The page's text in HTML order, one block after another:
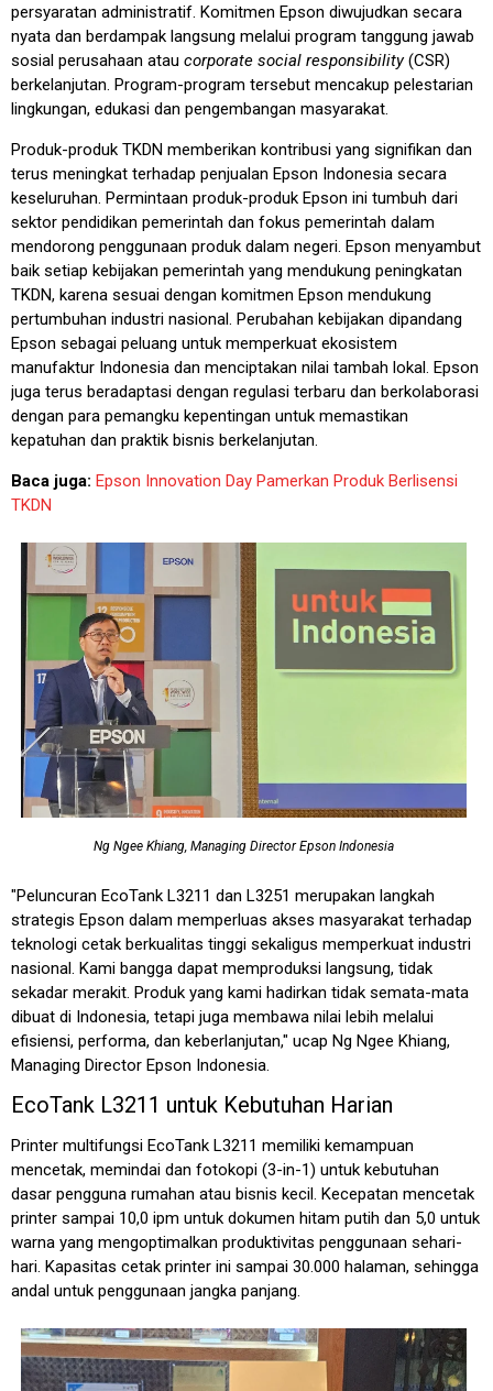
persyaratan administratif. Komitmen Epson diwujudkan secara
nyata dan berdampak langsung melalui program tanggung jawab
sosial perusahaan atau corporate social responsibility(CSR)
berkelanjutan. Program-program tersebut mencakup pelestarian
lingkungan, edukasi dan pengembangan masyarakat.
Produk-produk TKDN memberikan kontribusi yang signifikan dan
terus meningkat terhadap penjualan Epson Indonesia secara
keseluruhan. Permintaan produk-produk Epson ini tumbuh dari
sektor pendidikan pemerintah dan fokus pemerintah dalam
mendorong penggunaan produk dalam negeri. Epson menyambut
baik setiap kebijakan pemerintah yang mendukung peningkatan
TKDN, karena sesuai dengan komitmen Epson mendukung
pertumbuhan industri nasional. Perubahan kebijakan dipandang
Epson sebagai peluang untuk memperkuat ekosistem
manufaktur Indonesia dan menciptakan nilai tambah lokal. Epson
juga terus beradaptasi dengan regulasi terbaru dan berkolaborasi
dengan para pemangku kepentingan untuk memastikan
kepatuhan dan praktik bisnis berkelanjutan.
Baca juga: Epson Innovation Day Pamerkan Produk Berlisensi
TKDN
Ng Ngee Khiang, Managing Director Epson Indonesia
"Peluncuran EcoTank L3211 dan L3251 merupakan langkah
strategis Epson dalam memperluas akses masyarakat terhadap
teknologi cetak berkualitas tinggi sekaligus memperkuat industri
nasional. Kami bangga dapat memproduksi langsung, tidak
sekadar merakit. Produk yang kami hadirkan tidak semata-mata
dibuat di Indonesia, tetapi juga membawa nilai lebih melalui
efisiensi, performa, dan keberlanjutan," ucap Ng Ngee Khiang,
Managing Director Epson Indonesia.
EcoTank L3211 untuk Kebutuhan Harian
Printer multifungsi EcoTank L3211 memiliki kemampuan
mencetak, memindai dan fotokopi (3-in-1) untuk kebutuhan
dasar pengguna rumahan atau bisnis kecil. Kecepatan mencetak
printer sampai 10,0 ipm untuk dokumen hitam putih dan 5,0 untuk
warna yang mengoptimalkan produktivitas penggunaan sehari-
hari. Kapasitas cetak printer ini sampai 30.000 halaman, sehingga
andal untuk penggunaan jangka panjang.